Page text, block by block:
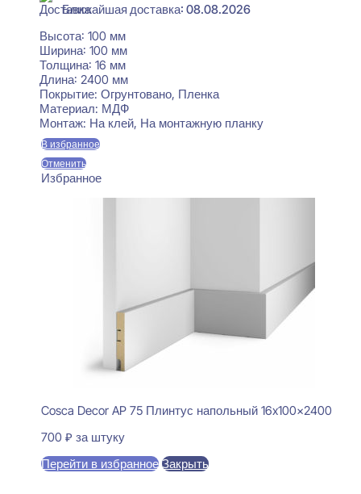
Ближайшая доставка: 08.08.2026
Высота: 100 мм
Ширина: 100 мм
Толщина: 16 мм
Длина: 2400 мм
Покрытие: Огрунтовано, Пленка
Материал: МДФ
Монтаж: На клей, На монтажную планку
В избранное
Отменить
Избранное
Cosca Decor AP 75 Плинтус напольный 16x100x2400
700 ₽ за штуку
Перейти в избранное Закрыть